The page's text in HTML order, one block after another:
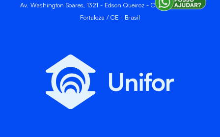
Av. Washington Soares, 1321 - Edson Queiroz - CEP 60811-905 -
Fortaleza / CE - Brasil